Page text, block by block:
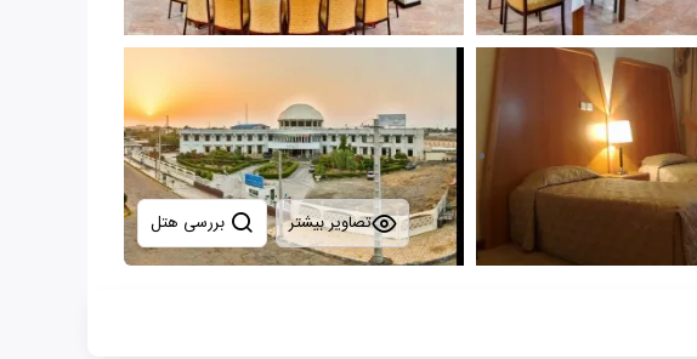
تصاویر بیشتر